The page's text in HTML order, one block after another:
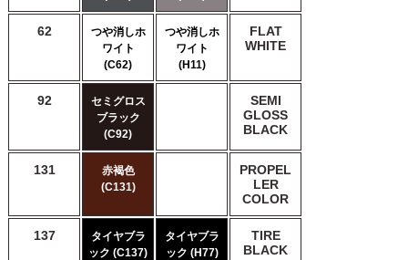
62
つや消しホ
ワイト
(C62)
つや消しホ
ワイト
(H11)
FLAT
WHITE
92
セミグロス
ブラック
(C92)
SEMI
GLOSS
BLACK
131
赤褐色
(C131)
PROPEL
LER
COLOR
137
タイヤブラ
ック (C137)
タイヤブラ
ック (H77)
TIRE
BLACK